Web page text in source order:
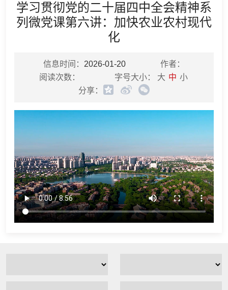
学习贯彻党的二十届四中全会精神系
列微党课第六讲：加快农业农村现代
化
信息时间： 2026-01-20
作者：
阅读次数：
字号大小： 大 中 小
分享：